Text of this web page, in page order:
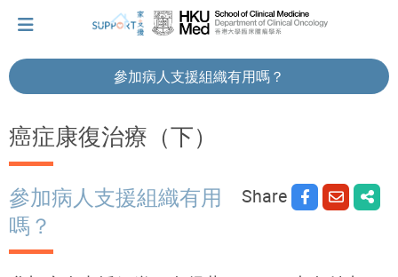
癌症康復治療（下）
參加病人支援組織有用嗎？
Share
參加病人支援組織有用
嗎？